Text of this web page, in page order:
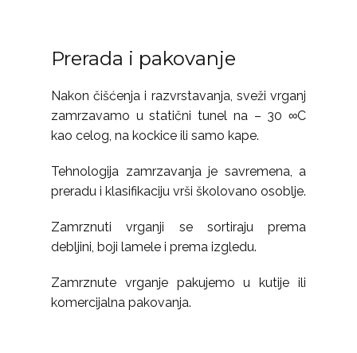
Prerada i pakovanje
Nakon čišćenja i razvrstavanja, sveži vrganj
zamrzavamo u statični tunel na – 30 ∞C
kao celog, na kockice ili samo kape.
Tehnologija zamrzavanja je savremena, a
preradu i klasifikaciju vrši školovano osoblje.
Zamrznuti vrganji se sortiraju prema
debljini, boji lamele i prema izgledu.
Zamrznute vrganje pakujemo u kutije ili
komercijalna pakovanja.